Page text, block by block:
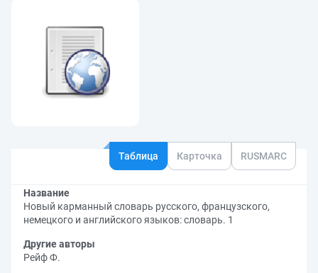
Таблица Карточка RUSMARC
Название
Новый карманный словарь русского, французского,
немецкого и английского языков: словарь. 1
Другие авторы
Рейф Ф.